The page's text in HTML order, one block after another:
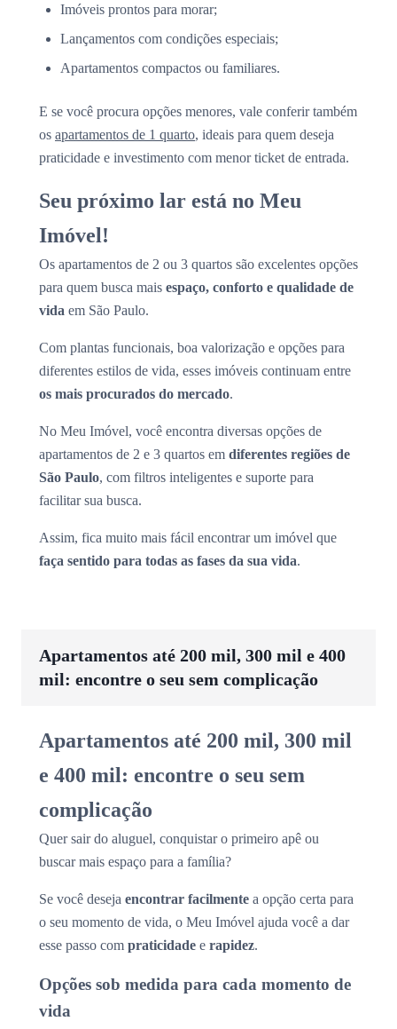
Imóveis prontos para morar;
Lançamentos com condições especiais;
Apartamentos compactos ou familiares.
E se você procura opções menores, vale conferir também
os apartamentos de 1 quarto, ideais para quem deseja
praticidade e investimento com menor ticket de entrada.
Seu próximo lar está no Meu
Imóvel!
Os apartamentos de 2 ou 3 quartos são excelentes opções
para quem busca mais espaço, conforto e qualidade de
vida em São Paulo.
Com plantas funcionais, boa valorização e opções para
diferentes estilos de vida, esses imóveis continuam entre
os mais procurados do mercado.
No Meu Imóvel, você encontra diversas opções de
apartamentos de 2 e 3 quartos em diferentes regiões de
São Paulo, com filtros inteligentes e suporte para
facilitar sua busca.
Assim, fica muito mais fácil encontrar um imóvel que
faça sentido para todas as fases da sua vida.
Apartamentos até 200 mil, 300 mil e 400
mil: encontre o seu sem complicação
Apartamentos até 200 mil, 300 mil
e 400 mil: encontre o seu sem
complicação
Quer sair do aluguel, conquistar o primeiro apê ou
buscar mais espaço para a família?
Se você deseja encontrar facilmente a opção certa para
o seu momento de vida, o Meu Imóvel ajuda você a dar
esse passo com praticidade e rapidez.
Opções sob medida para cada momento de
vida